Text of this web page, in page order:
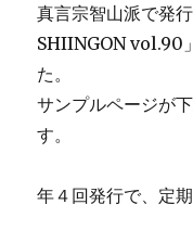
c
e
b
k
it
te
r
e
真言宗智山派で発
SHIINGON vol.90
た。
サンプルページが
す。
年４回発行で、定